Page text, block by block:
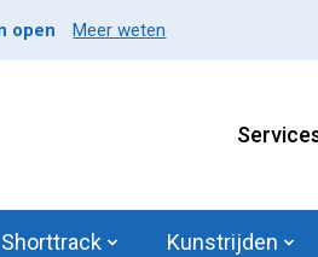
open Meer weten
Shorttrack Kunstrijden